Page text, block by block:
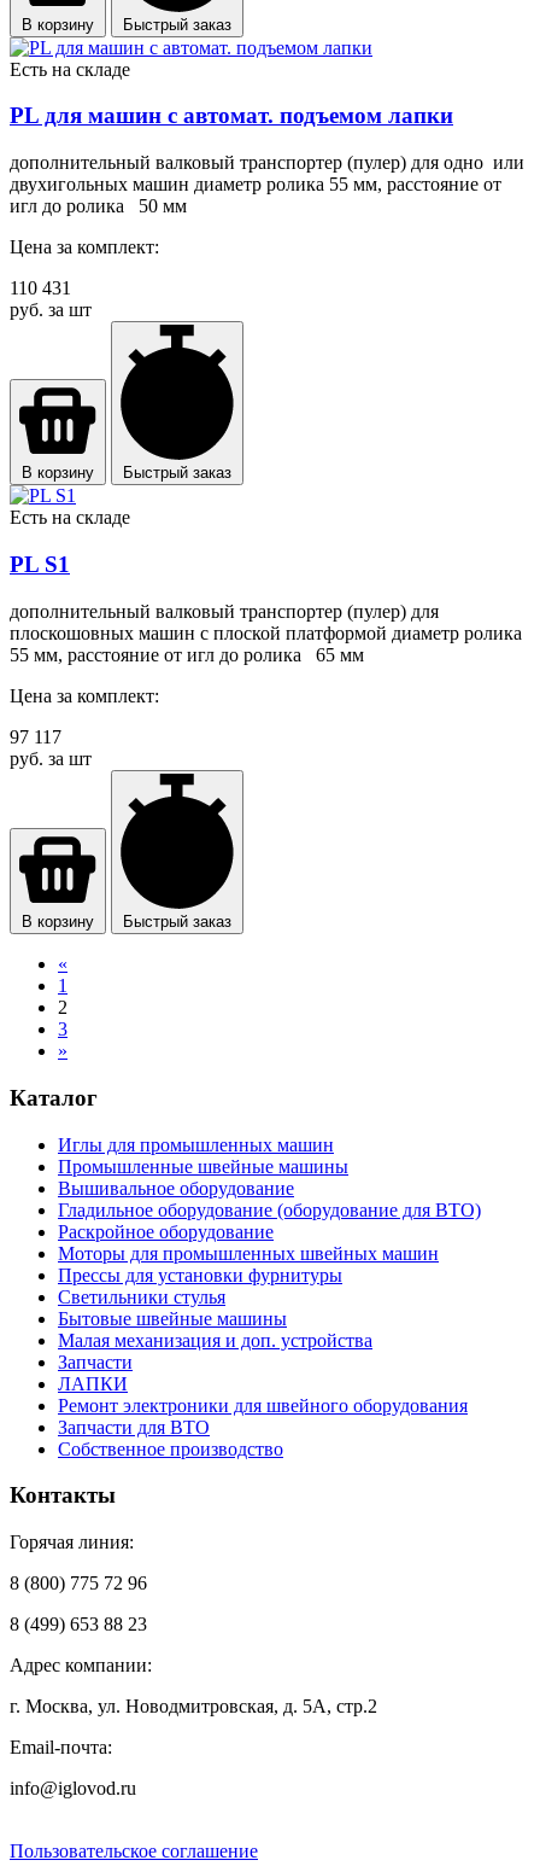
В корзину Быстрый заказ
Есть на складе
PL для машин с автомат. подъемом лапки
дополнительный валковый транспортер (пулер) для одно или
двухигольных машин диаметр ролика 55 мм, расстояние от
игл до ролика 50 мм
Цена за комплект:
110 431
руб. за шт
В корзину Быстрый заказ
Есть на складе
PL S1
дополнительный валковый транспортер (пулер) для
плоскошовных машин с плоской платформой диаметр ролика
55 мм, расстояние от игл до ролика 65 мм
Цена за комплект:
97 117
руб. за шт
В корзину Быстрый заказ
«
1
2
3
»
Каталог
Иглы для промышленных машин
Промышленные швейные машины
Вышивальное оборудование
Гладильное оборудование (оборудование для ВТО)
Раскройное оборудование
Моторы для промышленных швейных машин
Прессы для установки фурнитуры
Светильники стулья
Бытовые швейные машины
Малая механизация и доп. устройства
Запчасти
ЛАПКИ
Ремонт электроники для швейного оборудования
Запчасти для ВТО
Собственное производство
Контакты
Горячая линия:
8 (800) 775 72 96
8 (499) 653 88 23
Адрес компании:
г. Москва, ул. Новодмитровская, д. 5А, стр.2
Email-почта:
info@iglovod.ru
Пользовательское соглашение